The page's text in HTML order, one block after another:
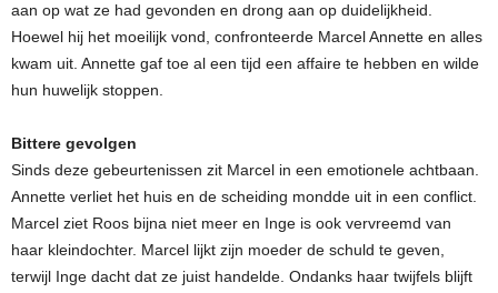
aan op wat ze had gevonden en drong aan op duidelijkheid.
Hoewel hij het moeilijk vond, confronteerde Marcel Annette en alles
kwam uit. Annette gaf toe al een tijd een affaire te hebben en wilde
hun huwelijk stoppen.
Bittere gevolgen
Sinds deze gebeurtenissen zit Marcel in een emotionele achtbaan.
Annette verliet het huis en de scheiding mondde uit in een conflict.
Marcel ziet Roos bijna niet meer en Inge is ook vervreemd van
haar kleindochter. Marcel lijkt zijn moeder de schuld te geven,
terwijl Inge dacht dat ze juist handelde. Ondanks haar twijfels blijft